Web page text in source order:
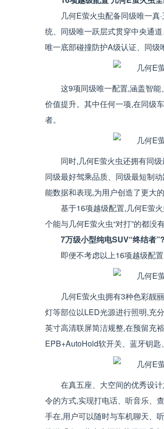
几何E萤火虫配备同级唯一
统、同级唯一跃层式贯穿中央通
唯一底部碰撞防护A级认证、同级
这9项同级唯一配置,涵盖智
价值提升。其中任何一项,在同级
者。
同时,几何E萤火虫还拥有同
同级最好驾乘品质、同级最短制
能数据和表现,为用户创造了更大
基于16项越级配置,几何E萤
个能与几何E萤火虫“对打”的都没有
7万级小型纯电SUV“终结者
即便不考虑以上16项越级配
几何E萤火虫拥有3种色彩靓
灯等部位以LED光源进行照明,充
英寸高清联屏简洁规整,在预留充
EPB+AutoHold软开关、蓝牙钥匙
在真五座、大空间的优秀设
令的方式,实现打电话、听音乐、
手在,用户可以随时与车机聊天、